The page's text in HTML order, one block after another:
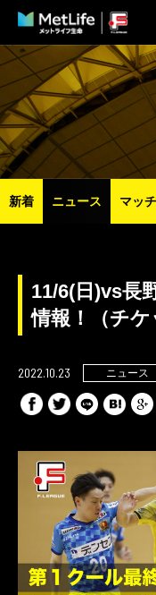
新着 ニュース マッ
11/6(日)vs長
情報！（チケ
2022.10.23 ニュース